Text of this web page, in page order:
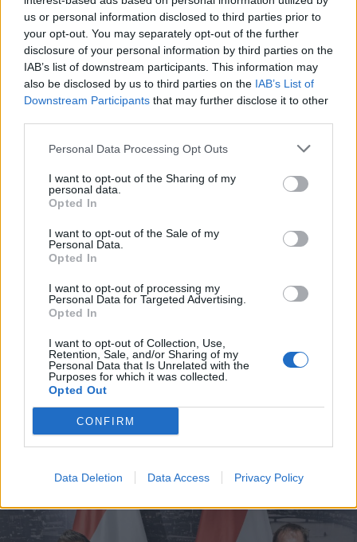
us or personal information disclosed to third parties prior to
your opt-out. You may separately opt-out of the further
disclosure of your personal information by third parties on the
IAB’s list of downstream participants. This information may
also be disclosed by us to third parties on the IAB’s List of
Downstream Participants that may further disclose it to other
Personal Data Processing Opt Outs
I want to opt-out of the Sharing of my
personal data.
Opted In
I want to opt-out of the Sale of my
Personal Data.
Opted In
I want to opt-out of processing my
Personal Data for Targeted Advertising.
Opted In
I want to opt-out of Collection, Use,
Retention, Sale, and/or Sharing of my
Personal Data that Is Unrelated with the
Purposes for which it was collected.
Opted Out
CONFIRM
Data Deletion Data Access Privacy Policy
metróba, felszállt az egyik kocsira,
majd kilőtték – videóval
2026. augusztus 08., szombat
Hétvégén is folytatódik a gázolaj
árának csökkenése